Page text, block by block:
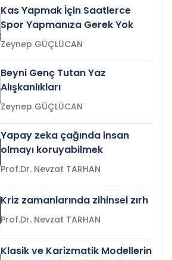
Kas Yapmak İçin Saatlerce
Spor Yapmanıza Gerek Yok
Zeynep GÜÇLÜCAN
Beyni Genç Tutan Yaz
Alışkanlıkları
Zeynep GÜÇLÜCAN
Yapay zeka çağında insan
olmayı koruyabilmek
Prof.Dr. Nevzat TARHAN
Kriz zamanlarında zihinsel zırh
Prof.Dr. Nevzat TARHAN
Klasik ve Karizmatik Modellerin